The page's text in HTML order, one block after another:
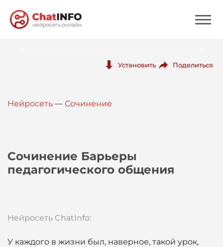
Вход
Установить Поделиться
Нейросеть — Сочинение
Сочинение Барьеры
педагогического общения
Нейросеть ChatInfo:
У каждого в жизни был, наверное, такой урок,